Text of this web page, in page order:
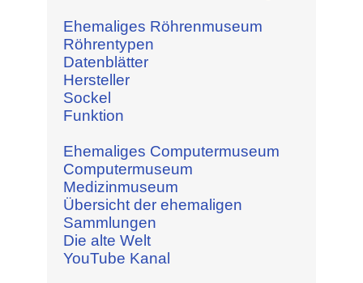
Ehemaliges Röhrenmuseum
Röhrentypen
Datenblätter
Hersteller
Sockel
Funktion
Ehemaliges Computermuseum
Computermuseum
Medizinmuseum
Übersicht der ehemaligen
Sammlungen
Die alte Welt
YouTube Kanal